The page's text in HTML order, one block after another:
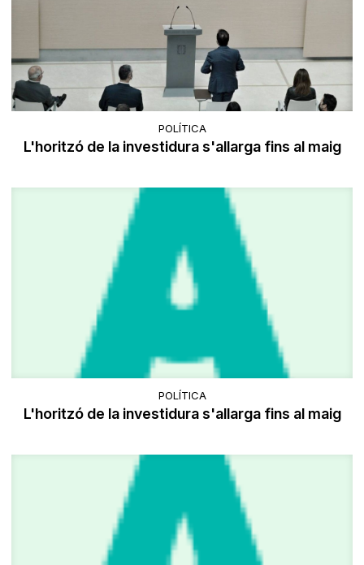
POLÍTICA
L'horitzó de la investidura s'allarga fins al maig
POLÍTICA
L'horitzó de la investidura s'allarga fins al maig